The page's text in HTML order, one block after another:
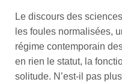
Le discours des
les foules normalisées,
régime contemporain
en rien le statut, la
solitude. N’est-il pas